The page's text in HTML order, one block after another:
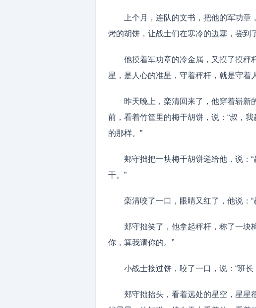
上个月，连队的文书，把他的军功
烤的胡饼，让战士们在寒冷的边塞，尝到
他摸着军功章的冷金属，又摸了摸秤
星，是人心的准星，守着秤杆，就是守着
昨天晚上，栾清回来了，他穿着崭新
前，看着竹筐里的梅干胡饼，说：“叔，
的那样。”
郏守拙把一块梅干胡饼递给他，说：
干。”
栾清咬了一口，眼睛又红了，他说：
郏守拙笑了，他拿起秤杆，称了一块
你，算我请你的。”
小战士接过饼，咬了一口，说：“班
郏守拙抬头，看着远处的星空，星星